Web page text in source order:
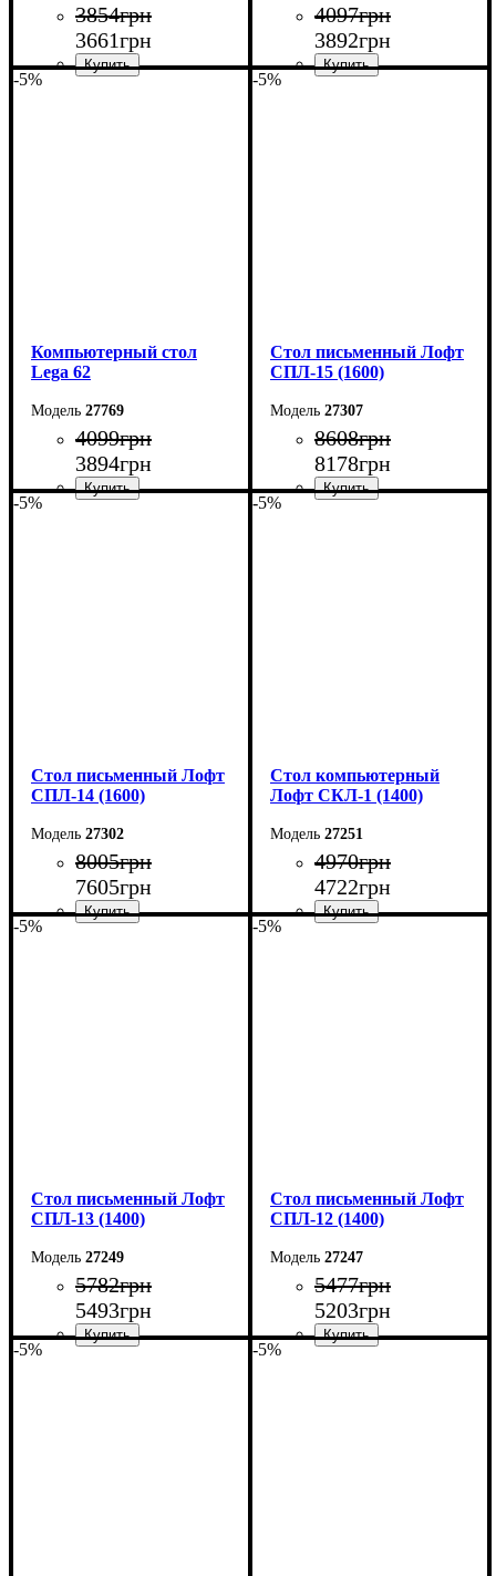
3854грн
3661грн
4097грн
3892грн
-5%
Компьютерный стол
Lega 62
27769
4099грн
3894грн
-5%
Стол письменный Лофт
СПЛ-15 (1600)
27307
8608грн
8178грн
-5%
Стол письменный Лофт
СПЛ-14 (1600)
27302
8005грн
7605грн
-5%
Стол компьютерный
Лофт СКЛ-1 (1400)
27251
4970грн
4722грн
-5%
Стол письменный Лофт
СПЛ-13 (1400)
27249
5782грн
5493грн
-5%
Стол письменный Лофт
СПЛ-12 (1400)
27247
5477грн
5203грн
-5% -5%